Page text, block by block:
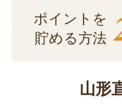
ポイントを
貯める方法
山形